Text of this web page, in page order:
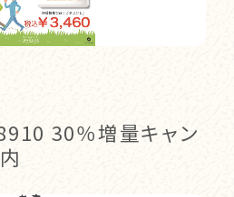
30％増量キャン